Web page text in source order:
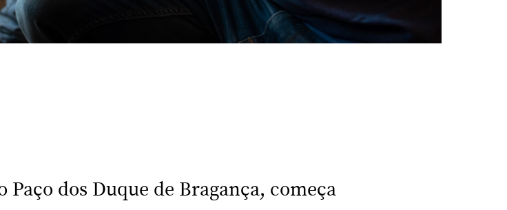
Paço dos Duque de Bragança, começa